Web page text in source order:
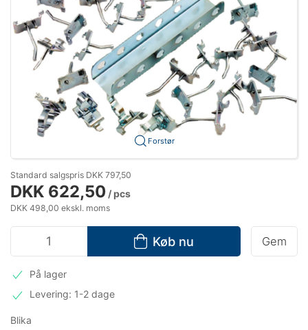
Forstør
Standard salgspris DKK 797,50
DKK 622,50 / pcs
DKK 498,00 ekskl. moms
Køb nu Gem
På lager
Levering: 1-2 dage
Blika